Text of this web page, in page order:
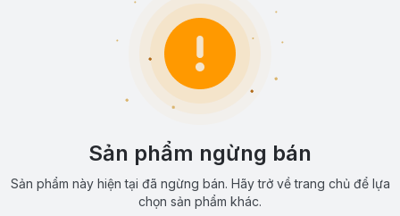
Sản phẩm ngừng bán
Sản phẩm này hiện tại đã ngừng bán. Hãy trở về trang chủ để lựa
chọn sản phẩm khác.